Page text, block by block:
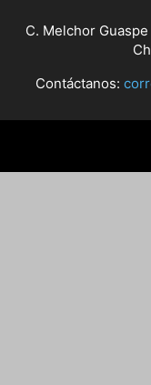
C. Melchor
Contáctanos: